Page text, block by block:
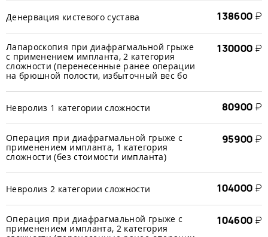
Денервация кистевого сустава 138600 ₽
Лапароскопия при диафрагмальной грыже
с применением импланта, 2 категория
сложности (перенесенные ранее операции
на брюшной полости, избыточный вес бо
130000 ₽
Невролиз 1 категории сложности 80900 ₽
Операция при диафрагмальной грыже с
применением импланта, 1 категория
сложности (без стоимости импланта)
95900 ₽
Невролиз 2 категории сложности 104000 ₽
Операция при диафрагмальной грыже с
применением импланта, 2 категория
104600 ₽